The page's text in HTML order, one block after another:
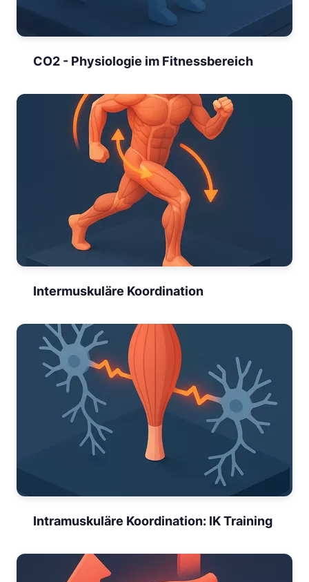
CO2 - Physiologie im Fitnessbereich
Intermuskuläre Koordination
Intramuskuläre Koordination: IK Training